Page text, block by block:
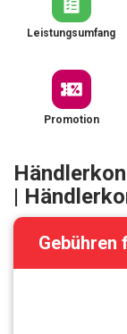
Leistungsumfang
Promotion
|
Gebühren